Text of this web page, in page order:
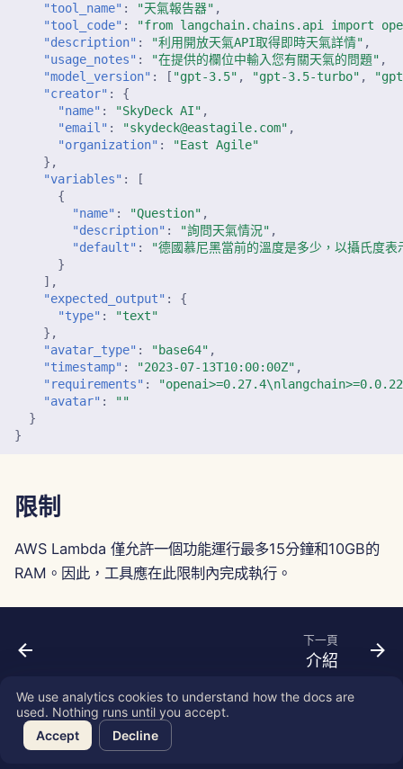
2023年9月8日
"tool_name" : "天氣報告器" ,
"tool_code" :
"from langchain.chains.api import
"description" : "利用開放天氣API取得即時天氣詳情" ,
"usage_notes" : "在提供的欄位中輸入您有關天氣的問題" ,
"model_version" : [ "gpt-3.5" , "gpt-3.5-turbo" ,
"creator" :
{
"name" : "SkyDeck AI" ,
"email" : "skydeck@eastagile.com" ,
"organization" :
"East Agile"
},
"variables" :
[
{
"name" : "Question" ,
"description" : "詢問天氣情況" ,
"default" :
"德國慕尼黑當前的溫度是多少，以攝氏度表
}
],
"expected_output" :
{
"type" :
"text"
},
"avatar_type" : "base64" ,
"timestamp" : "2023-07-13T10:00:00Z" ,
"requirements" :
"avatar" :
""
}
}
限制
AWS Lambda 僅允許一個功能運行最多15分鐘和10GB的
RAM。因此，工具應在此限制內完成執行。
下一頁
介紹
Copyright © 2026 SkyDeck AI Inc.
We use analytics cookies to understand how the docs are
used. Nothing runs until you accept.
Accept
Decline